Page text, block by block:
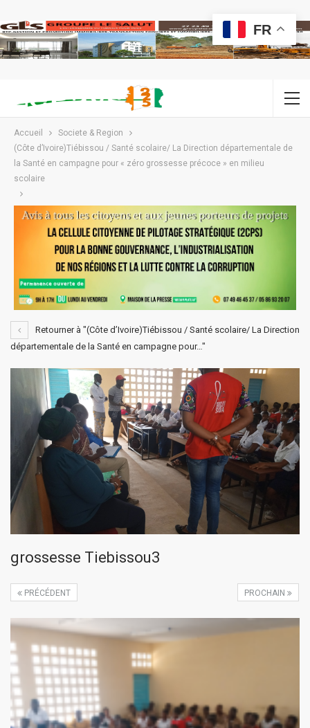
Accueil
Societe & Region
(Côte d’Ivoire)Tiébissou / Santé scolaire/ La Direction départementale de
la Santé en campagne pour « zéro grossesse précoce » en milieu
scolaire
Retourner à "(Côte d’Ivoire)Tiébissou / Santé scolaire/ La Direction
départementale de la Santé en campagne pour…"
grossesse Tiebissou3
PROCHAIN
PRÉCÉDENT
FR